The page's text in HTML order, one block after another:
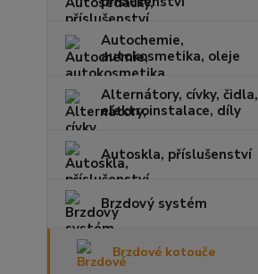
Autochemie,
autokosmetika, oleje
Alternátory, cívky, čidla,
elektroinstalace, díly
Autoskla, příslušenství
Brzdový systém
Brzdové kotouče